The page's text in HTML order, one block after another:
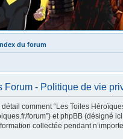
du forum
Forum - Politique de vie
comment “Les Toiles
forum”) et phpBB (désigné
collectée pendant